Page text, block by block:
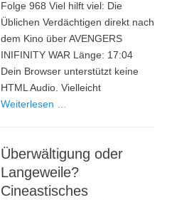
Folge 968 Viel hilft viel: Die
Üblichen Verdächtigen direkt nach
dem Kino über AVENGERS
INIFINITY WAR Länge: 17:04
Dein Browser unterstützt keine
HTML Audio. Vielleicht
Weiterlesen …
Überwältigung oder
Langeweile?
Cineastisches